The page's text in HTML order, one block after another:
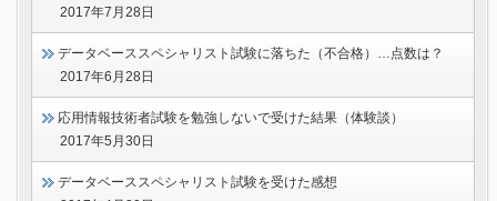
2017年7月28日
データベーススペシャリスト試験に落ちた（不合格）…点数は？
2017年6月28日
応用情報技術者試験を勉強しないで受けた結果（体験談）
2017年5月30日
データベーススペシャリスト試験を受けた感想